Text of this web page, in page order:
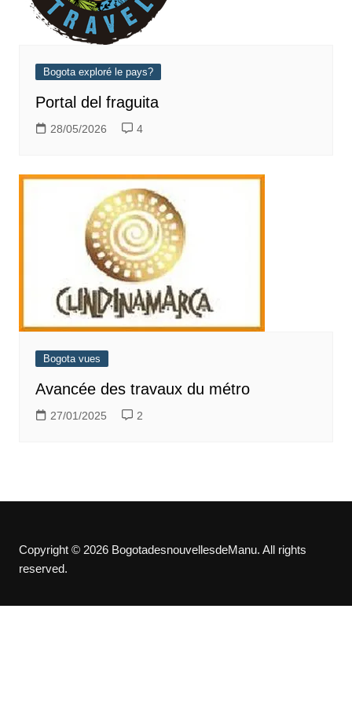
Bogota exploré le pays?
Portal del fraguita
28/05/2026 4
Bogota vues
Avancée des travaux du métro
27/01/2025 2
Copyright © 2026 BogotadesnouvellesdeManu. All rights
reserved.